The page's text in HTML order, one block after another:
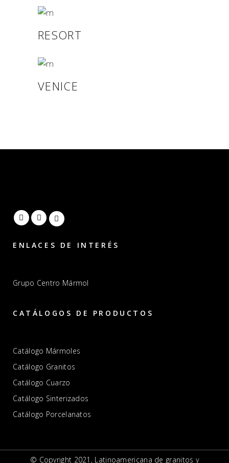
RESORT
VENICE
ENLACES DE INTERÉS
Grupo Centro Mármol
CATÁLOGOS DE PRODUCTOS
Catálogo Mármoles
Catálogo Granitos
Catálogo Cuarzo
Catálogo Sinterizados
Catálogo Porcelanatos
© Copyright 2021, Latinoamericana de granitos y